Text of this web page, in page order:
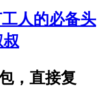
，直接复